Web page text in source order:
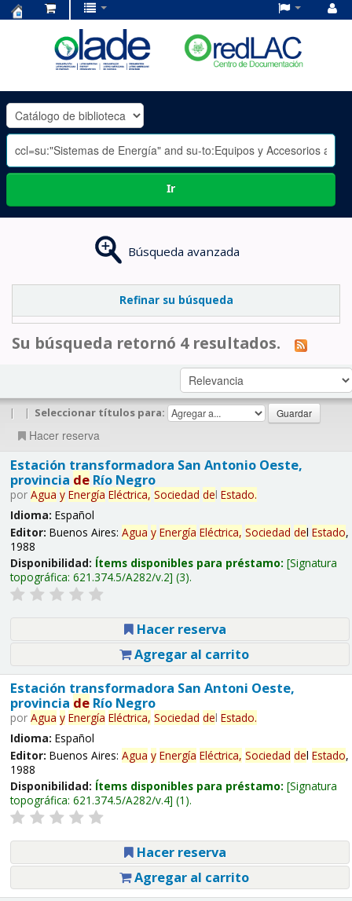
OLADE
-
Ir
Búsqueda avanzada
Refinar su búsqueda
Su búsqueda retornó 4 resultados.
| | Seleccionar títulos para:
Hacer reserva
Estación transformadora San Antonio Oeste,
provincia deRío Negro
por Agua y Energía Eléctrica, Sociedad del Estado.
Idioma: Español
Editor: Buenos Aires: Agua y Energía Eléctrica, Sociedad del Estado,
1988
Disponibilidad: Ítems disponibles para préstamo: Signatura
topográfica: 621.374.5/A282/v.2 (3).
Hacer reserva
Agregar al carrito
Estación transformadora San Antoni Oeste,
provincia deRío Negro
por Agua y Energía Eléctrica, Sociedad del Estado.
Idioma: Español
Editor: Buenos Aires: Agua y Energía Eléctrica, Sociedad del Estado,
1988
Disponibilidad: Ítems disponibles para préstamo: Signatura
topográfica: 621.374.5/A282/v.4 (1).
Hacer reserva
Agregar al carrito